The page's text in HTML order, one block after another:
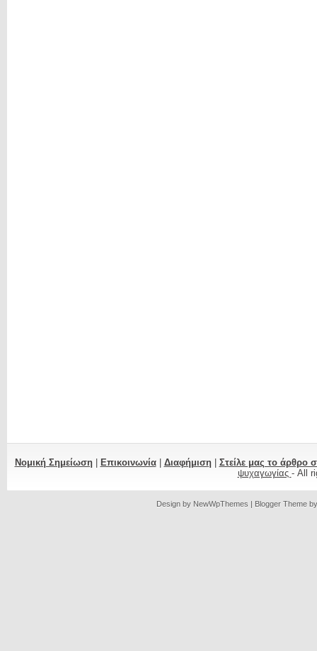
Νομική Σημείωση| Επικοινωνία| Διαφήμιση| Στείλε μας το άρθρο
ψυχαγωγίας - All
Design by NewWpThemes | Blogger Theme